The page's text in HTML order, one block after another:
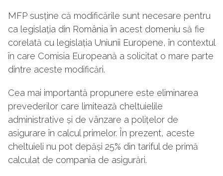
MFP susține că modificările sunt necesare pentru
ca legislația din România în acest domeniu să fie
corelată cu legislația Uniunii Europene, în contextul
în care Comisia Europeană a solicitat o mare parte
dintre aceste modificări.
Cea mai importantă propunere este eliminarea
prevederilor care limitează cheltuielile
administrative și de vânzare a polițelor de
asigurare în calcul primelor. În prezent, aceste
cheltuieli nu pot depăși 25% din tariful de primă
calculat de compania de asigurări.